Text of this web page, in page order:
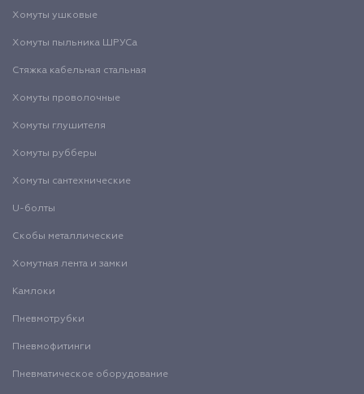
Хомуты ушковые
Хомуты пыльника ШРУСа
Стяжка кабельная стальная
Хомуты проволочные
Хомуты глушителя
Хомуты рубберы
Хомуты сантехнические
U-болты
Скобы металлические
Хомутная лента и замки
Камлоки
Пневмотрубки
Пневмофитинги
Пневматическое оборудование